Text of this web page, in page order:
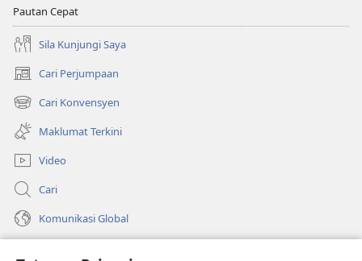
Pautan Cepat
Sila Kunjungi Saya
Cari Perjumpaan
(membuka
tetingkap
baharu)
Cari Konvensyen
(membuka
tetingkap
baharu)
Maklumat Terkini
Video
Cari
Komunikasi Global